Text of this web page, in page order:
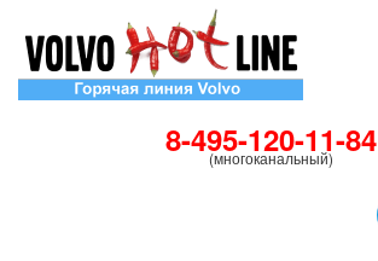
8-495-120-11-84
(многоканальный)